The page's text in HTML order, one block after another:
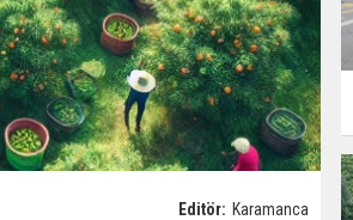
Editör: Karamanca